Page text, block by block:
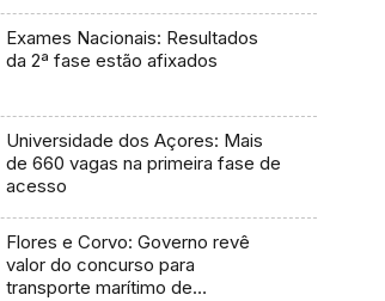
Exames Nacionais: Resultados
da 2ª fase estão afixados
Universidade dos Açores: Mais
de 660 vagas na primeira fase de
acesso
Flores e Corvo: Governo revê
valor do concurso para
transporte marítimo de